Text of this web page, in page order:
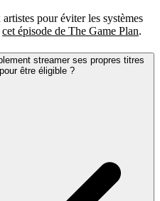
pour éviter les systèmes
cet épisode de The Game Plan.
streamer ses propres titres
être éligible ?